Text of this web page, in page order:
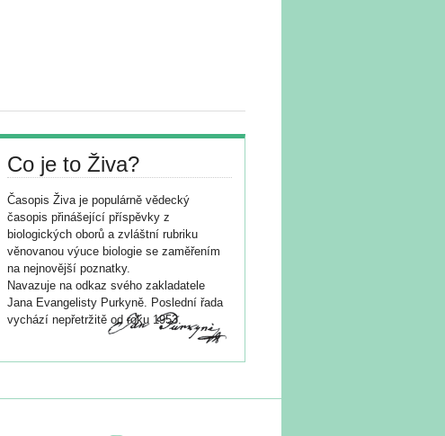
Co je to Živa?
Časopis Živa je populárně vědecký
časopis přinášející příspěvky z
biologických oborů a zvláštní rubriku
věnovanou výuce biologie se zaměřením
na nejnovější poznatky.
Navazuje na odkaz svého zakladatele
Jana Evangelisty Purkyně. Poslední řada
vychází nepřetržitě od roku 1953.